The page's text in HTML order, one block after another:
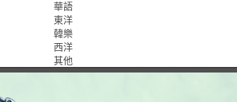
華語
東洋
韓樂
西洋
其他